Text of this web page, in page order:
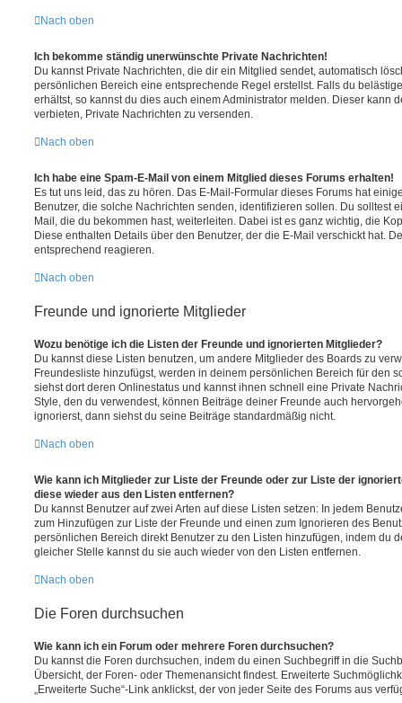
Nach oben
Ich bekomme ständig unerwünschte Private Nachrichten!
Du kannst Private Nachrichten, die dir ein Mitglied sendet, automatisch
persönlichen Bereich eine entsprechende Regel erstellst. Falls du
erhältst, so kannst du dies auch einem Administrator melden. Dieser kann
verbieten, Private Nachrichten zu versenden.
Nach oben
Ich habe eine Spam-E-Mail von einem Mitglied dieses Forums erhalten!
Es tut uns leid, das zu hören. Das E-Mail-Formular dieses Forums hat
Benutzer, die solche Nachrichten senden, identifizieren sollen. Du solltest
Mail, die du bekommen hast, weiterleiten. Dabei ist es ganz wichtig, die
Diese enthalten Details über den Benutzer, der die E-Mail verschickt hat.
entsprechend reagieren.
Nach oben
Freunde und ignorierte Mitglieder
Wozu benötige ich die Listen der Freunde und ignorierten Mitglieder?
Du kannst diese Listen benutzen, um andere Mitglieder des Boards zu
Freundesliste hinzufügst, werden in deinem persönlichen Bereich für den
siehst dort deren Onlinestatus und kannst ihnen schnell eine Private
Style, den du verwendest, können Beiträge deiner Freunde auch
ignorierst, dann siehst du seine Beiträge standardmäßig nicht.
Nach oben
Wie kann ich Mitglieder zur Liste der Freunde oder zur Liste der
diese wieder aus den Listen entfernen?
Du kannst Benutzer auf zwei Arten auf diese Listen setzen: In jedem
zum Hinzufügen zur Liste der Freunde und einen zum Ignorieren des
persönlichen Bereich direkt Benutzer zu den Listen hinzufügen, indem du
gleicher Stelle kannst du sie auch wieder von den Listen entfernen.
Nach oben
Die Foren durchsuchen
Wie kann ich ein Forum oder mehrere Foren durchsuchen?
Du kannst die Foren durchsuchen, indem du einen Suchbegriff in die
Übersicht, der Foren- oder Themenansicht findest. Erweiterte
„Erweiterte Suche“-Link anklickst, der von jeder Seite des Forums aus